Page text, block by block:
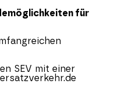
für
SEV mit einer